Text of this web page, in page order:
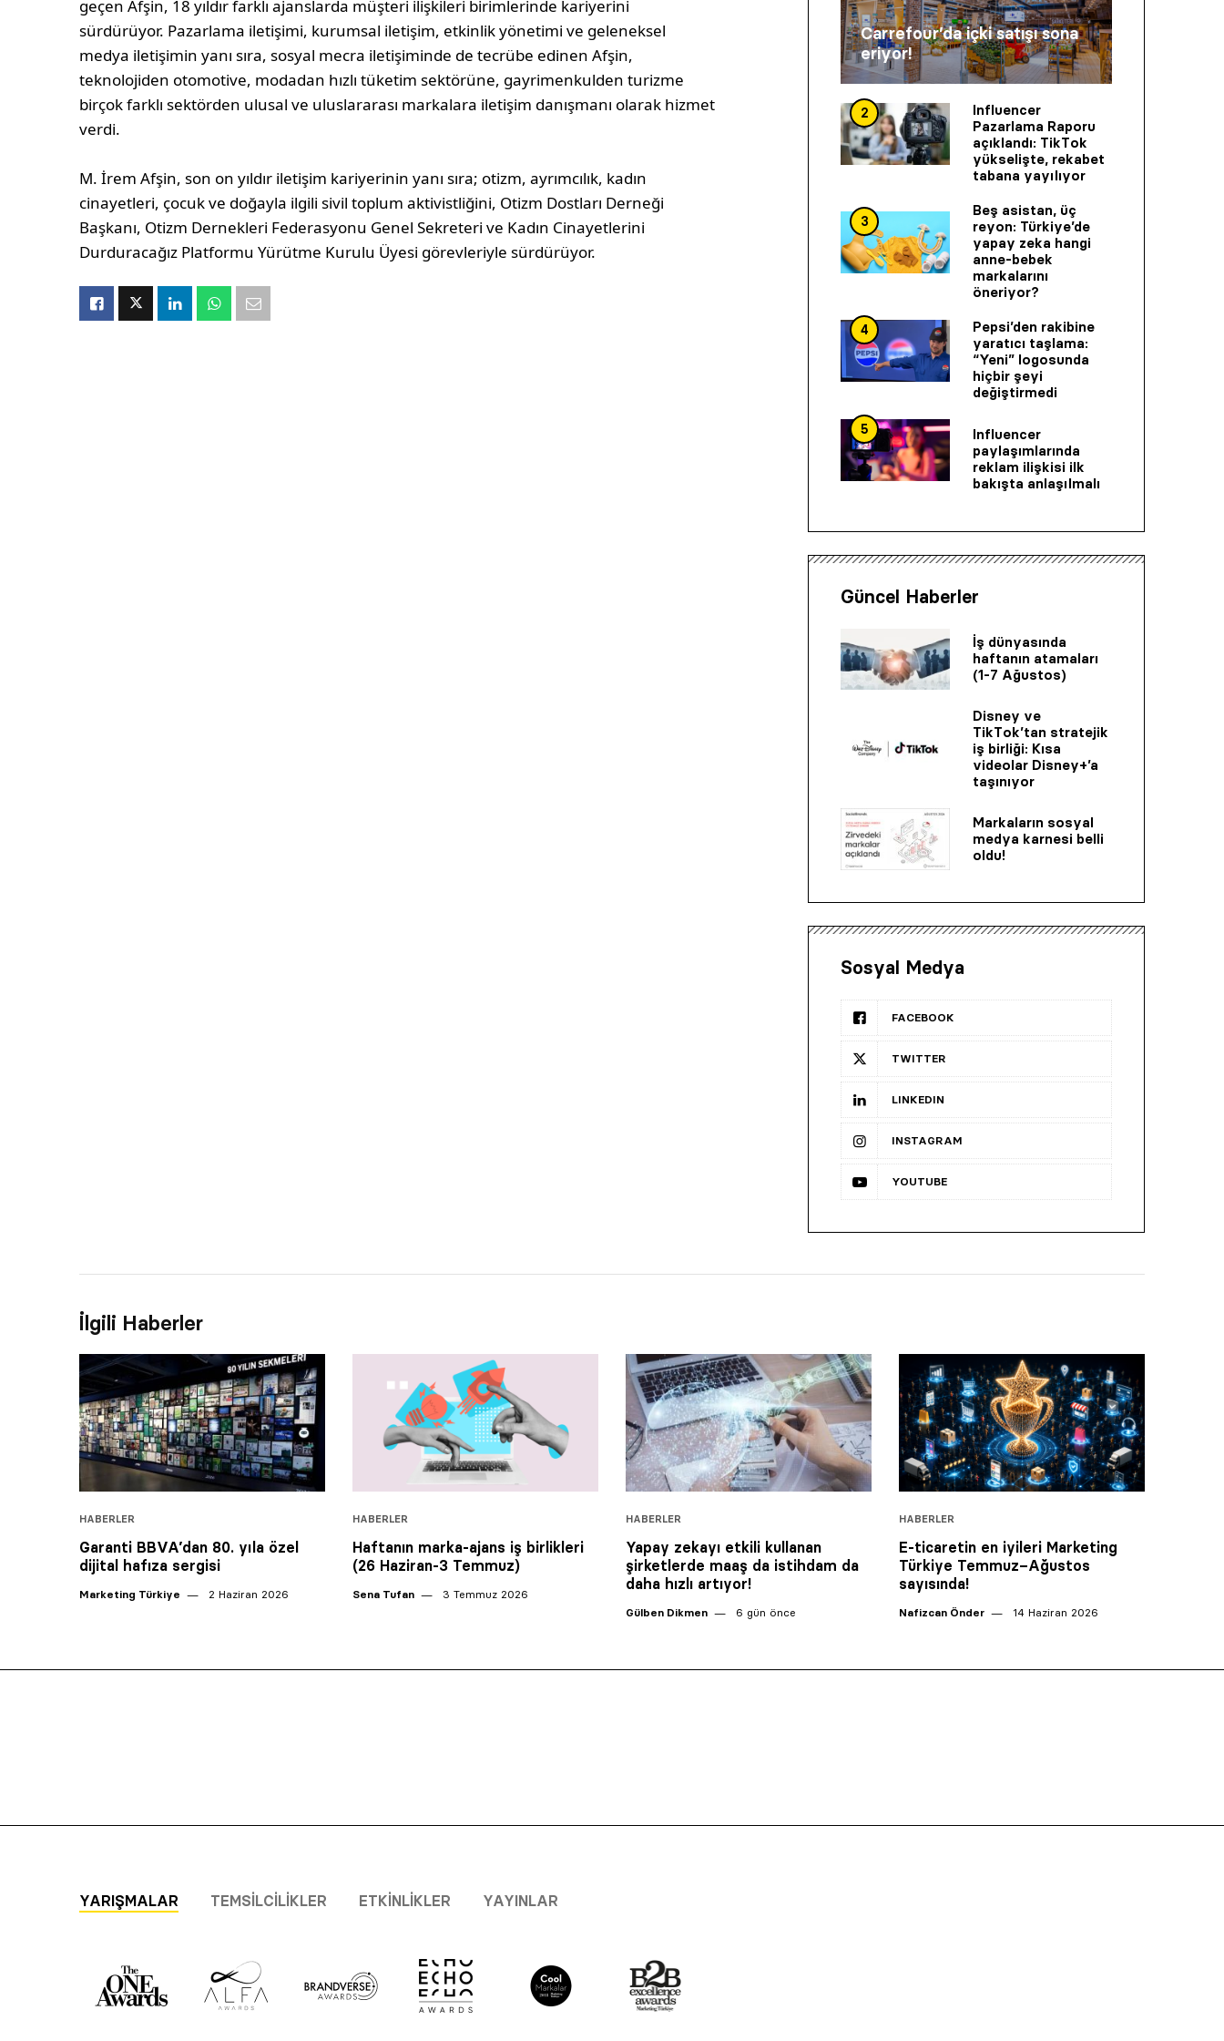
geçen Afşin, 18 yıldır farklı ajanslarda müşteri ilişkileri birimlerinde kariyerini
sürdürüyor. Pazarlama iletişimi, kurumsal iletişim, etkinlik yönetimi ve geleneksel
medya iletişimin yanı sıra, sosyal mecra iletişiminde de tecrübe edinen Afşin,
teknolojiden otomotive, modadan hızlı tüketim sektörüne, gayrimenkulden turizme
birçok farklı sektörden ulusal ve uluslararası markalara iletişim danışmanı olarak hizmet
verdi.
M. İrem Afşin, son on yıldır iletişim kariyerinin yanı sıra; otizm, ayrımcılık, kadın
cinayetleri, çocuk ve doğayla ilgili sivil toplum aktivistliğini, Otizm Dostları Derneği
Başkanı, Otizm Dernekleri Federasyonu Genel Sekreteri ve Kadın Cinayetlerini
Durduracağız Platformu Yürütme Kurulu Üyesi görevleriyle sürdürüyor.
Carrefour’da içki satışı sona
eriyor!
2
Influencer
Pazarlama Raporu
açıklandı: TikTok
yükselişte, rekabet
tabana yayılıyor
3
Beş asistan, üç
reyon: Türkiye’de
yapay zeka hangi
anne-bebek
markalarını
öneriyor?
4
Pepsi’den rakibine
yaratıcı taşlama:
“Yeni” logosunda
hiçbir şeyi
değiştirmedi
5
Influencer
paylaşımlarında
reklam ilişkisi ilk
bakışta anlaşılmalı
Güncel Haberler
İş dünyasında
haftanın atamaları
(1-7 Ağustos)
Disney ve
TikTok’tan stratejik
iş birliği: Kısa
videolar Disney+’a
taşınıyor
Markaların sosyal
medya karnesi belli
oldu!
Sosyal Medya
FACEBOOK
TWITTER
LINKEDIN
INSTAGRAM
YOUTUBE
İlgili Haberler
HABERLER
Garanti BBVA’dan 80. yıla özel
dijital hafıza sergisi
Marketing Türkiye 2 Haziran 2026
HABERLER
Haftanın marka-ajans iş birlikleri
(26 Haziran-3 Temmuz)
Sena Tufan 3 Temmuz 2026
HABERLER
Yapay zekayı etkili kullanan
şirketlerde maaş da istihdam da
daha hızlı artıyor!
Gülben Dikmen 6 gün önce
HABERLER
E-ticaretin en iyileri Marketing
Türkiye Temmuz–Ağustos
sayısında!
Nafizcan Önder 14 Haziran 2026
YARIŞMALAR TEMSILCILIKLER ETKINLIKLER YAYINLAR